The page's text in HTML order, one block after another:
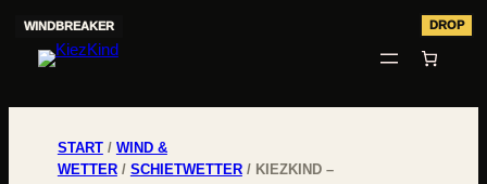
START/ WIND &
WETTER/ SCHIETWETTER/ KIEZKIND –